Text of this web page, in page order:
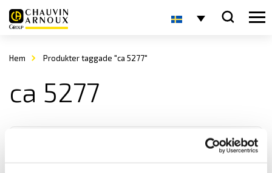
Hem Produkter taggade "ca 5277"
ca 5277